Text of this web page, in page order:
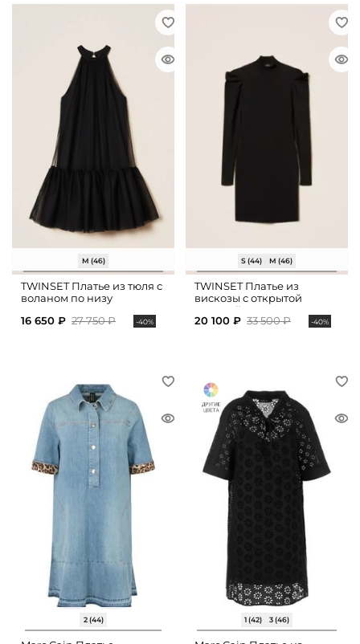
M (46)
TWINSET Платье из тюля с
воланом по низу
16 650 ₽ 27 750 ₽ -40%
S (44) M (46)
TWINSET Платье из
вискозы с открытой
спинкой
20 100 ₽ 33 500 ₽ -40%
2 (44) 1 (42) 3 (46)